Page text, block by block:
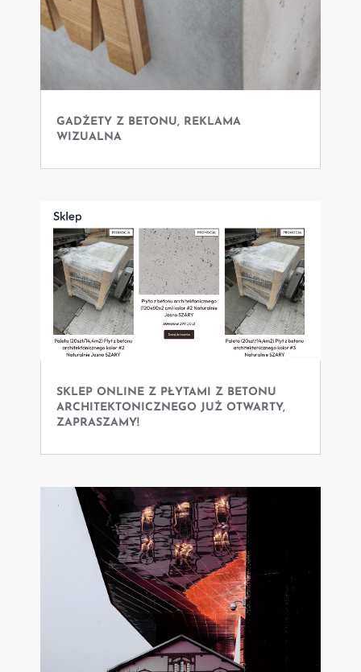
GADŻETY Z BETONU, REKLAMA
WIZUALNA
SKLEP ONLINE Z PŁYTAMI Z BETONU
ARCHITEKTONICZNEGO JUŻ OTWARTY,
ZAPRASZAMY!